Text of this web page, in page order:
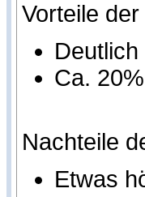
Vorteile
Ca.
Nachteile
Etwas